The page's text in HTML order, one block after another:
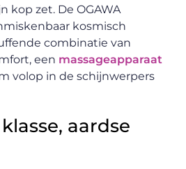
kop zet. De OGAWA
kosmisch
combinatie van
een massageapparaat
volop in de schijnwerpers
aardse